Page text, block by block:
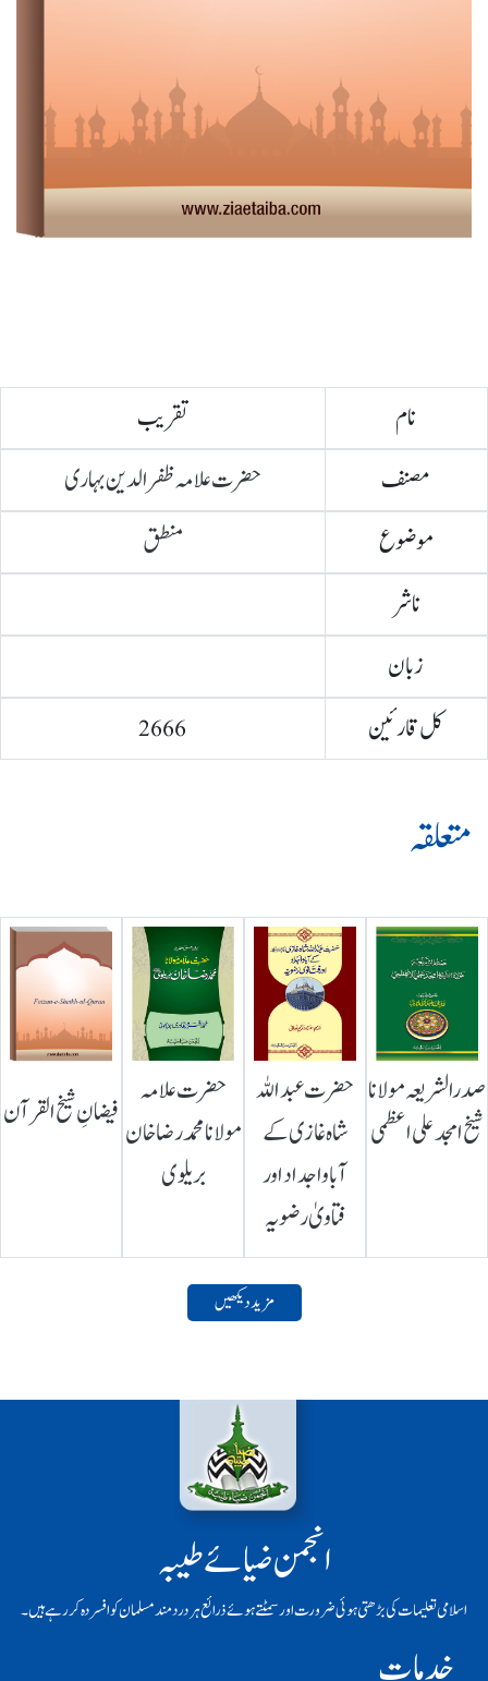
تقریب
نام
حضرت علامہ ظفرالدین بہاری
مصنف
منطق
موضوع
ناشر
زبان
2666
کل قارئین
متعلقہ
صدرالشریعہ مولانا
شیخ امجد علی اعظمی
حضرت عبداللہ
شاہ غازی کے
آباواجداد اور
فتاویٰ رضویہ
حضرت علامہ
مولانا محمد رضا خان
بریلوی
فیضانِ شیخ القرآن
مزید دیکھیں
انجمن ضیائے طیبہ
اسلامی تعلیمات کی بڑھتی ہوئی ضرورت اور سمٹتے ہوئے ذرائع ہر دردمند مسلمان کو افسردہ کر رہے ہیں۔